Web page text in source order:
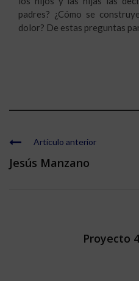
padres? ¿Cómo se
dolor? De estas preguntas
Artículo anterior
Jesús Manzano
Proyecto